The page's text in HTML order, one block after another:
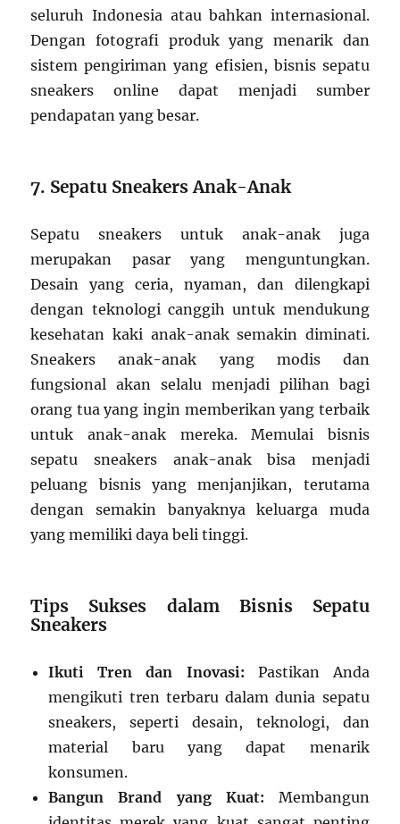
seluruh Indonesia atau bahkan internasional.
Dengan fotografi produk yang menarik dan
sistem pengiriman yang efisien, bisnis sepatu
sneakers online dapat menjadi sumber
pendapatan yang besar.
7. Sepatu Sneakers Anak-Anak
Sepatu sneakers untuk anak-anak juga
merupakan pasar yang menguntungkan.
Desain yang ceria, nyaman, dan dilengkapi
dengan teknologi canggih untuk mendukung
kesehatan kaki anak-anak semakin diminati.
Sneakers anak-anak yang modis dan
fungsional akan selalu menjadi pilihan bagi
orang tua yang ingin memberikan yang terbaik
untuk anak-anak mereka. Memulai bisnis
sepatu sneakers anak-anak bisa menjadi
peluang bisnis yang menjanjikan, terutama
dengan semakin banyaknya keluarga muda
yang memiliki daya beli tinggi.
Tips Sukses dalam Bisnis Sepatu
Sneakers
Ikuti Tren dan Inovasi: Pastikan Anda
mengikuti tren terbaru dalam dunia sepatu
sneakers, seperti desain, teknologi, dan
material baru yang dapat menarik
konsumen.
Bangun Brand yang Kuat: Membangun